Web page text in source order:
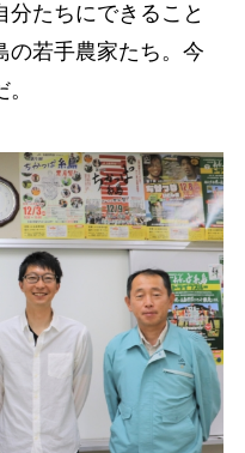
分たちにできること
の若手農家たち。今